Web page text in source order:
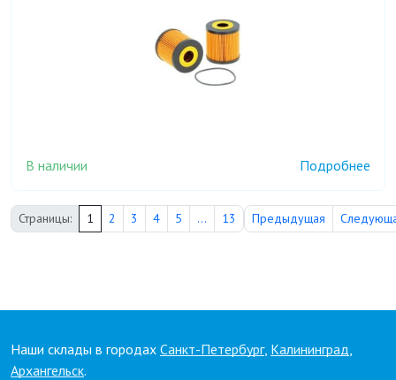
В наличии Подробнее
Страницы: 1 2 3 4 5 ... 13 Предыдущая
Наши склады в городах Санкт-Петербург, Калининград,
Архангельск.